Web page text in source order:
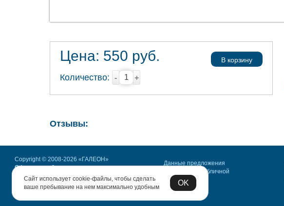
В корзину
Цена: 550 руб.
Количество: - +
Отзывы:
Copyright © 2008-2026 «ГАЛЕОН»
Офисная мебель.
Все права защищены.
Политика конфиденциальности
Данные предложения
не являются публичной
офертой
Сайт использует cookie-файлы, чтобы сделать
ваше пребывание на нем максимально удобным
OK